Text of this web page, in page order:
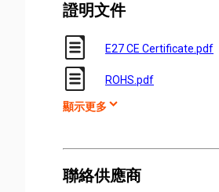
證明文件
E27 CE Certificate.pdf
ROHS.pdf
顯示更多
聯絡供應商